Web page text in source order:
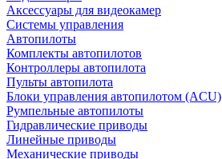
Аксессуары для видеокамер
Системы управления
Автопилоты
Комплекты автопилотов
Контроллеры автопилота
Пульты автопилота
Блоки управления автопилотом (ACU)
Румпельные автопилоты
Гидравлические приводы
Линейные приводы
Механические приводы